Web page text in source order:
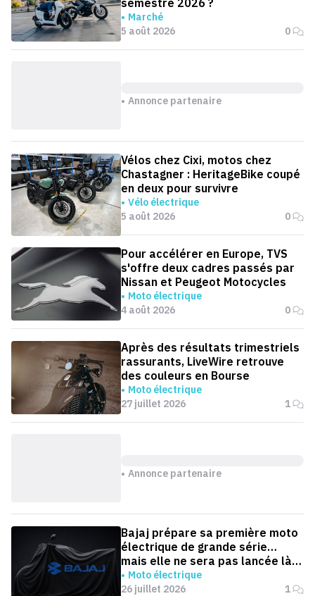
Marché
5 août 2026
0
Annonce partenaire
Vélos chez Cixi, motos chez
Chastagner : HeritageBike coupé
en deux pour survivre
Vélo électrique
5 août 2026
0
Pour accélérer en Europe, TVS
s'offre deux cadres passés par
Nissan et Peugeot Motocycles
Moto électrique
4 août 2026
0
Après des résultats trimestriels
rassurants, LiveWire retrouve
des couleurs en Bourse
Moto électrique
27 juillet 2026
1
Annonce partenaire
Bajaj prépare sa première moto
électrique de grande série…
mais elle ne sera pas lancée là
où on l'attend
Moto électrique
26 juillet 2026
1